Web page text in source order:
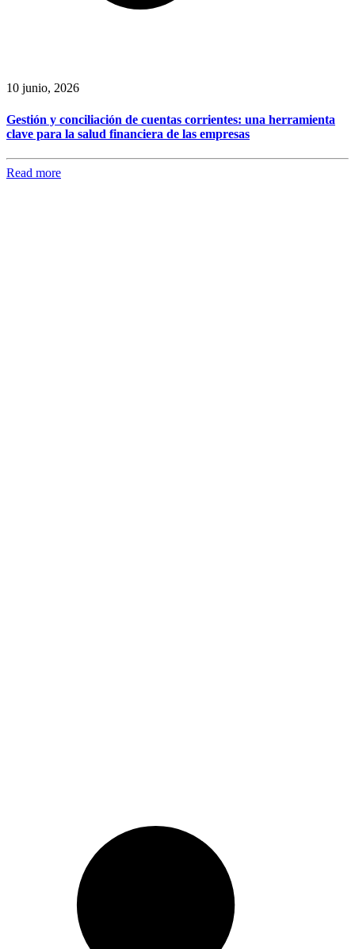
10 junio, 2026
Gestión y conciliación de cuentas corrientes: una herramienta
clave para la salud financiera de las empresas
Read more